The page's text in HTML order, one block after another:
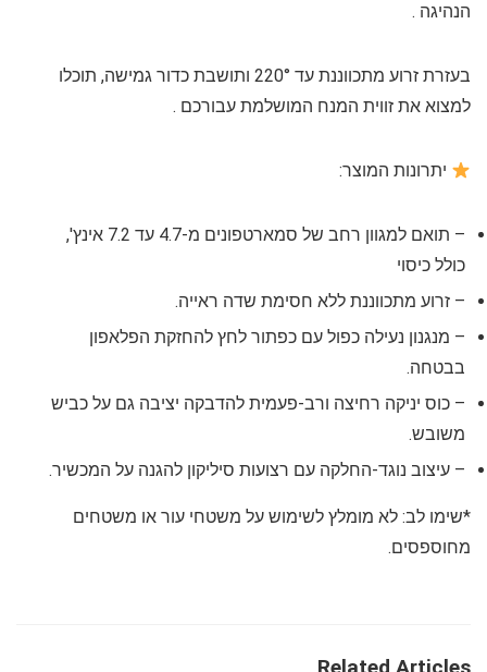
הנהיגה .
בעזרת זרוע מתכווננת עד 220° ותושבת כדור גמישה, תוכלו
למצוא את זווית המנח המושלמת עבורכם ️.
יתרונות המוצר:
– תואם למגוון רחב של סמארטפונים מ-4.7 עד 7.2 אינץ',
כולל כיסוי
– זרוע מתכווננת ללא חסימת שדה ראייה.
– מנגנון נעילה כפול עם כפתור לחץ להחזקת הפלאפון
בבטחה.
– כוס יניקה רחיצה ורב-פעמית להדבקה יציבה גם על כביש
משובש.
– עיצוב נוגד-החלקה עם רצועות סיליקון להגנה על המכשיר.
*שימו לב: לא מומלץ לשימוש על משטחי עור או משטחים
מחוספסים.